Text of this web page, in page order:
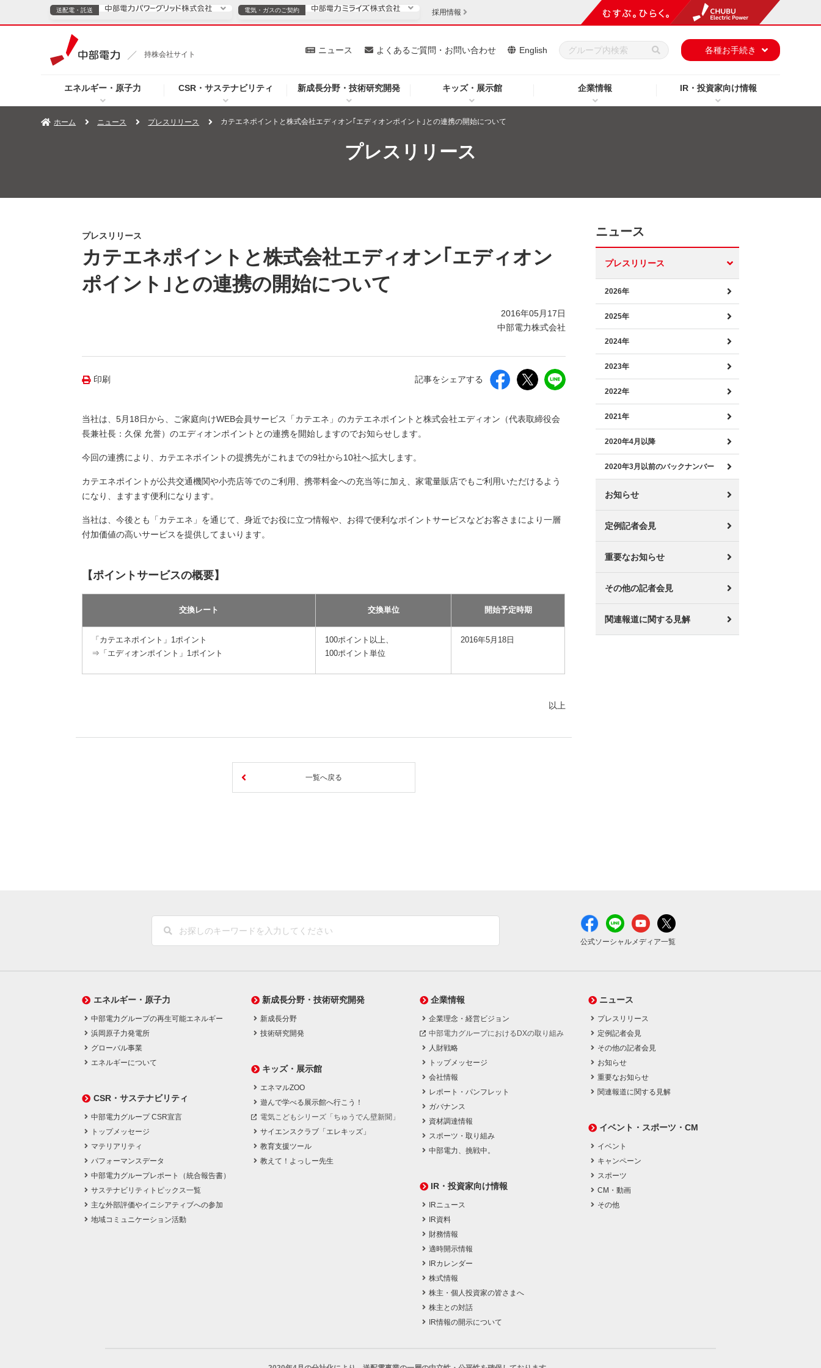
持株会社サイト
エネルギー・原子力 CSR・サステナビリティ 新成長分野・技術研究開発 キッズ・展示館 企業情報 IR・投資家向け情報
ニュース よくあるご質問・お問い合わせ English 各種お手続き
送配電・託送
TOPページへ ご案内 安定供給
企業情報
ニュース（新しいウィンドウを開きます）
よくあるご質問・お問い合わせ（新しいウィンドウを開きます）
電気・ガスのご契約
電気・ガスのご契約
TOPページへ 個人のお客さま 法人のお客さま
採用情報
ホーム ニュース プレスリリース カテエネポイントと株式会社エディオン｢エディオンポイント｣との連携の開始について
プレスリリース
プレスリリース
カテエネポイントと株式会社エディオン｢エディオン
ポイント｣との連携の開始について
2016年05月17日
中部電力株式会社
印刷 記事をシェアする
当社は、5月18日から、ご家庭向けWEB会員サービス「カテエネ」のカテエネポイントと株式会社エディオン（代表取締役会
長兼社長：久保 允誉）のエディオンポイントとの連携を開始しますのでお知らせします。
今回の連携により、カテエネポイントの提携先がこれまでの9社から10社へ拡大します。
カテエネポイントが公共交通機関や小売店等でのご利用、携帯料金への充当等に加え、家電量販店でもご利用いただけるよう
になり、ますます便利になります。
当社は、今後とも「カテエネ」を通じて、身近でお役に立つ情報や、お得で便利なポイントサービスなどお客さまにより一層
付加価値の高いサービスを提供してまいります。
【ポイントサービスの概要】
交換レート 交換単位 開始予定時期
「カテエネポイント」1ポイント
⇒「エディオンポイント」1ポイント
100ポイント以上、
100ポイント単位
2016年5月18日
以上
一覧へ戻る
ニュース
プレスリリース
2026年
2025年
2024年
2023年
2022年
2021年
2020年4月以降
2020年3月以前のバックナンバー
お知らせ
定例記者会見
重要なお知らせ
その他の記者会見
関連報道に関する見解
公式ソーシャルメディア一覧
エネルギー・原子力
中部電力グループの再生可能エネルギー
浜岡原子力発電所
グローバル事業
エネルギーについて
CSR・サステナビリティ
中部電力グループ CSR宣言
トップメッセージ
マテリアリティ
パフォーマンスデータ
中部電力グループレポート（統合報告書）
サステナビリティトピックス一覧
主な外部評価やイニシアティブへの参加
地域コミュニケーション活動
新成長分野・技術研究開発
新成長分野
技術研究開発
キッズ・展示館
エネマルZOO
遊んで学べる展示館へ行こう！
電気こどもシリーズ「ちゅうでん壁新聞」
サイエンスクラブ「エレキッズ」
教育支援ツール
教えて！よっしー先生
企業情報
企業理念・経営ビジョン
中部電力グループにおけるDXの取り組み
人財戦略
トップメッセージ
会社情報
レポート・パンフレット
ガバナンス
資材調達情報
スポーツ・取り組み
中部電力、挑戦中。
IR・投資家向け情報
IRニュース
IR資料
財務情報
適時開示情報
IRカレンダー
株式情報
株主・個人投資家の皆さまへ
株主との対話
IR情報の開示について
ニュース
プレスリリース
定例記者会見
その他の記者会見
お知らせ
重要なお知らせ
関連報道に関する見解
イベント・スポーツ・CM
イベント
キャンペーン
スポーツ
CM・動画
その他